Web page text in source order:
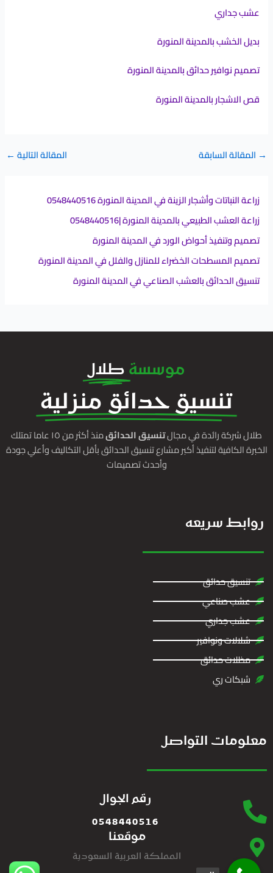
عشب جداري
بديل الخشب بالمدينة المنورة
تصميم نوافير حدائق بالمدينة المنورة
قص الاشجار بالمدينة المنورة
→ المقالة السابقة المقالة التالية ←
زراعة النباتات وأشجار الزينة في المدينة المنورة 0548440516
زراعة العشب الطبيعي بالمدينة المنورة |0548440516
تصميم وتنفيذ أحواض الورد في المدينة المنورة
تصميم المسطحات الخضراء للمنازل والفلل في المدينة المنورة
تنسيق الحدائق بالعشب الصناعي في المدينة المنورة
موسسة طلال
تنسيق حدائق منزلية
طلال شركة رائدة في مجالتنسيق الحدائق
منذ أكثر من ١٥ عاما تمتلك
الخبرة الكافية لتنفيذ أكبر مشارع تنسيق الحدائق بأقل التكاليف وأعلي جودة
وأحدث تصميمات
روابط سريعه
تنسيق حدائق
عشب صناعي
عشب جداري
شلالات ونوافير
مظلات حدائق
شبكات ري
معلومات التواصل
رقم الجوال
0548440516
موقعنا
المملكة العربية السعودية